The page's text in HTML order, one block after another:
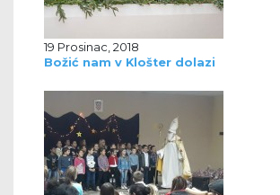
19 Prosinac, 2018
Božić nam v Klošter dolazi